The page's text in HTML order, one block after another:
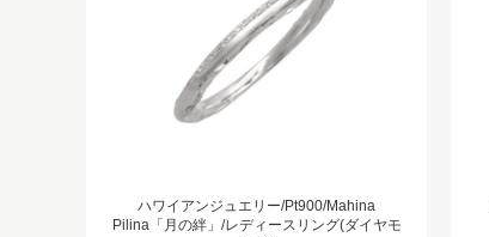
ハワイアンジュエリー/Pt900/Mahina
Pilina「月の絆」/レディースリング(ダイヤモ